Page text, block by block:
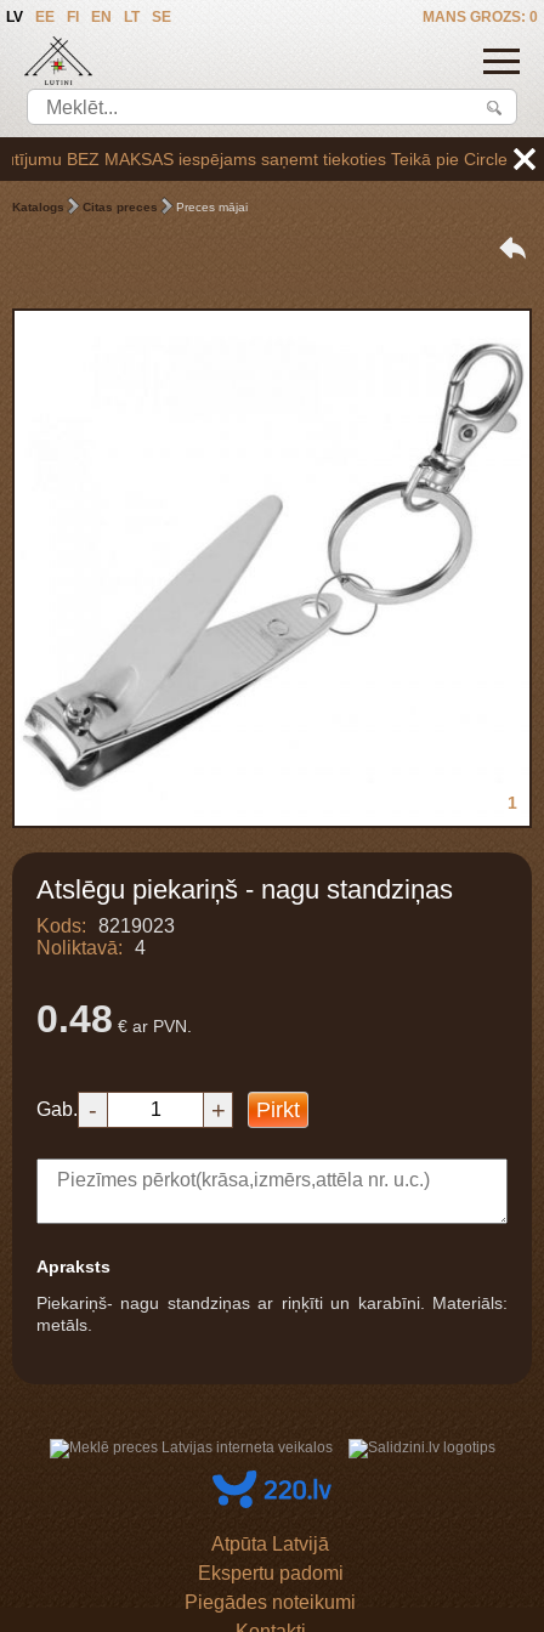
MANS GROZS: 0
LV EE FI EN LT SE
BEZ MAKSAS iespējams saņemt tiekoties Teikā pie Circle K
Katalogs Citas preces Preces mājai
1
Atslēgu piekariņš - nagu standziņas
Kods:
8219023
Noliktavā:
4
0.48 € ar PVN.
Gab. - + Pirkt
Apraksts
Piekariņš- nagu standziņas ar riņķīti un karabīni. Materiāls:
metāls.
Atpūta Latvijā
Ekspertu padomi
Piegādes noteikumi